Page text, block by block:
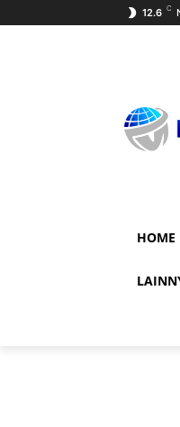
12.6 C
HOME